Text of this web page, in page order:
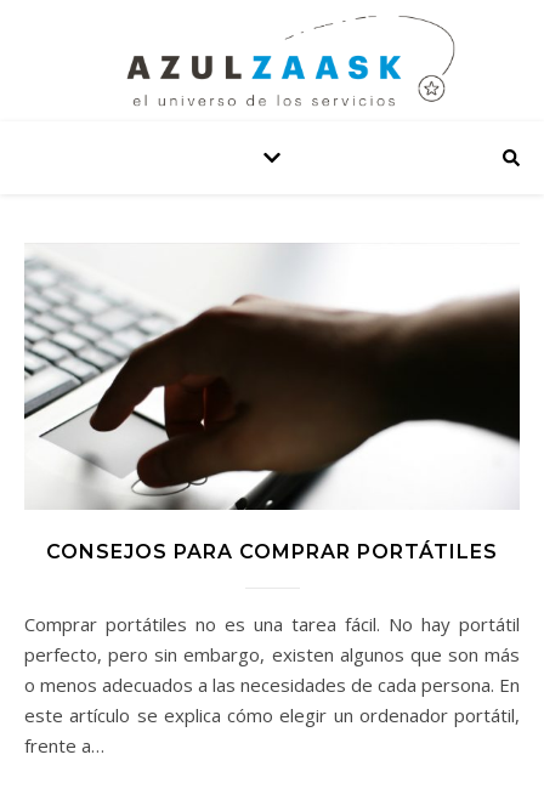
CONSEJOS PARA COMPRAR PORTÁTILES
Comprar portátiles no es una tarea fácil. No hay portátil
perfecto, pero sin embargo, existen algunos que son más
o menos adecuados a las necesidades de cada persona. En
este artículo se explica cómo elegir un ordenador portátil,
frente a…